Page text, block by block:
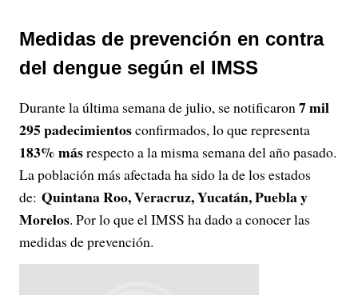
Medidas de prevención en contra
del dengue según el IMSS
Durante la última semana de julio, se notificaron7 mil
295 padecimientosconfirmados, lo que representa
183% másrespecto a la misma semana del año pasado.
La población más afectada ha sido la de los estados
de: Quintana Roo, Veracruz, Yucatán, Puebla y
Morelos. Por lo que el IMSS ha dado a conocer las
medidas de prevención.